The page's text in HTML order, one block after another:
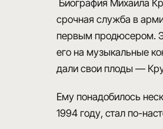
Биография Михаила
срочная служба в
первым продюсером.
его на музыкальные
дали свои плоды —
Ему понадобилось
1994 году, стал по-